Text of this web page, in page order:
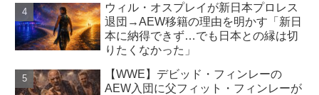
ウィル・オスプレイが新日本プロレス
退団→AEW移籍の理由を明かす「新日
本に納得できず…でも日本との縁は切
りたくなかった」
【WWE】デビッド・フィンレーの
AEW入団に父フィット・フィンレーが